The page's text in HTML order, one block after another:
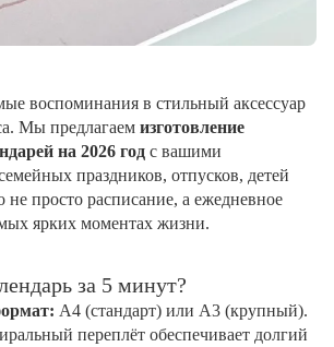
воспоминания в стильный аксессуар
Мы предлагаем изготовление
на 2026 год с вашими
праздников, отпусков, детей
просто расписание, а ежедневное
ярких моментах жизни.
за 5 минут?
А4 (стандарт) или А3 (крупный).
переплёт обеспечивает долгий